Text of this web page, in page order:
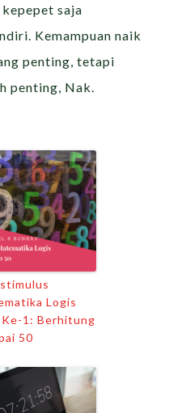
kepepet saja
Kemampuan naik
penting, tetapi
penting, Nak.
Logis
Ke-1: Berhitung
50